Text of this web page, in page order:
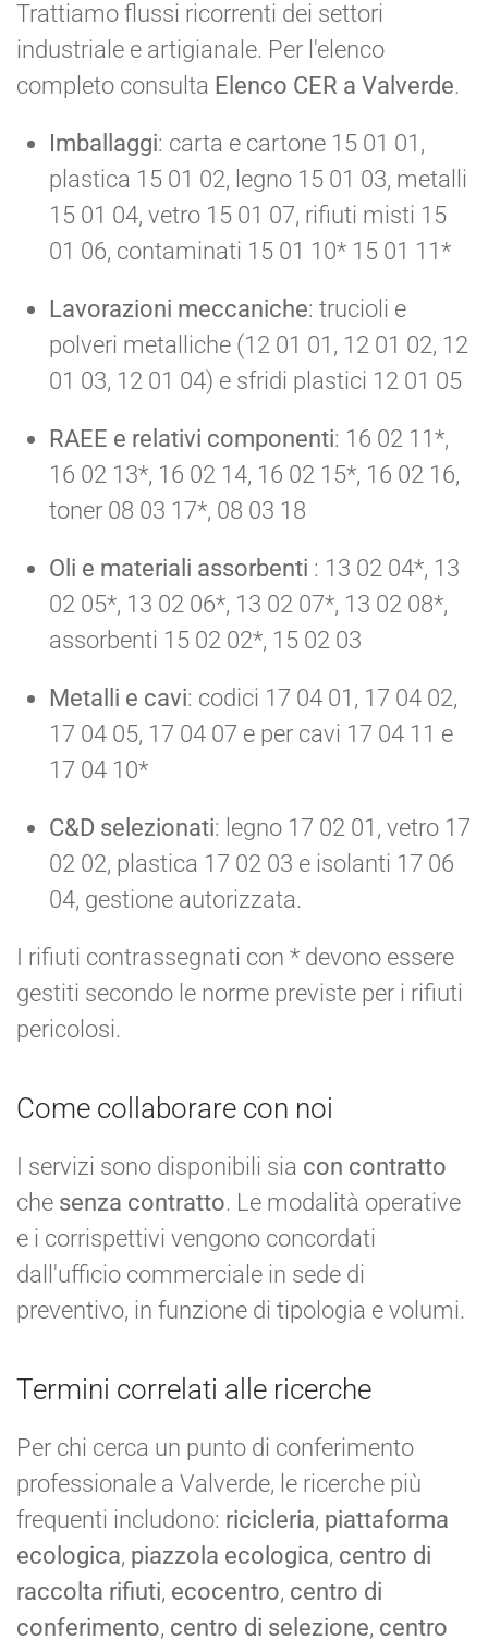
Trattiamo flussi ricorrenti dei settori
industriale e artigianale. Per l'elenco
completo consulta Elenco CER a Valverde.
Imballaggi: carta e cartone 15 01 01,
plastica 15 01 02, legno 15 01 03, metalli
15 01 04, vetro 15 01 07, rifiuti misti 15
01 06, contaminati 15 01 10* 15 01 11*
Lavorazioni meccaniche: trucioli e
polveri metalliche (12 01 01, 12 01 02, 12
01 03, 12 01 04) e sfridi plastici 12 01 05
RAEE e relativi componenti: 16 02 11*,
16 02 13*, 16 02 14, 16 02 15*, 16 02 16,
toner 08 03 17*, 08 03 18
Oli e materiali assorbenti : 13 02 04*, 13
02 05*, 13 02 06*, 13 02 07*, 13 02 08*,
assorbenti 15 02 02*, 15 02 03
Metalli e cavi: codici 17 04 01, 17 04 02,
17 04 05, 17 04 07 e per cavi 17 04 11 e
17 04 10*
C&D selezionati: legno 17 02 01, vetro 17
02 02, plastica 17 02 03 e isolanti 17 06
04, gestione autorizzata.
I rifiuti contrassegnati con * devono essere
gestiti secondo le norme previste per i rifiuti
pericolosi.
Come collaborare con noi
I servizi sono disponibili sia con contratto
che senza contratto. Le modalità operative
e i corrispettivi vengono concordati
dall'ufficio commerciale in sede di
preventivo, in funzione di tipologia e volumi.
Termini correlati alle ricerche
Per chi cerca un punto di conferimento
professionale a Valverde, le ricerche più
frequenti includono: ricicleria, piattaforma
ecologica, piazzola ecologica, centro di
raccolta rifiuti, ecocentro, centro di
conferimento, centro di selezione, centro